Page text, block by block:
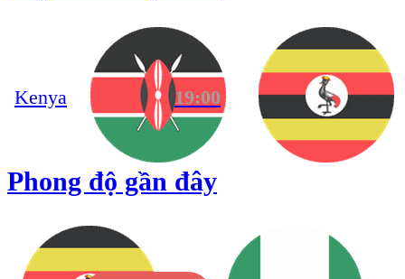
Kenya 19:00 Uganda
Phong độ gần đây